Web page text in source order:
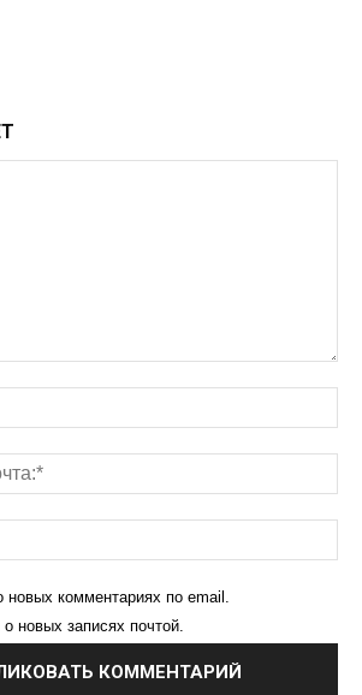
новых комментариях по email.
новых записях почтой.